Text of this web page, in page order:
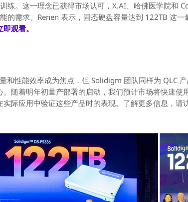
练。这一理念已获得市场认可，X.AI、哈佛医学院和
的需求。Renen 表示，固态硬盘容量达到 122TB 这
即观看。
和性能效率成为焦点，但 Solidigm 团队同样为 QLC
随着明年初量产部署的启动，我们预计市场将快速使
际应用中验证这些产品时的表现。了解更多信息，请